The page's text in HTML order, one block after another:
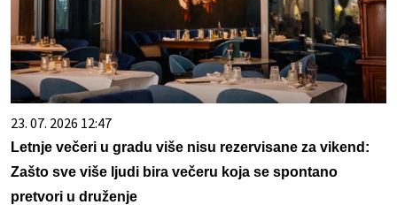
23. 07. 2026 12:47
Letnje večeri u gradu više nisu rezervisane za vikend:
Zašto sve više ljudi bira večeru koja se spontano
pretvori u druženje